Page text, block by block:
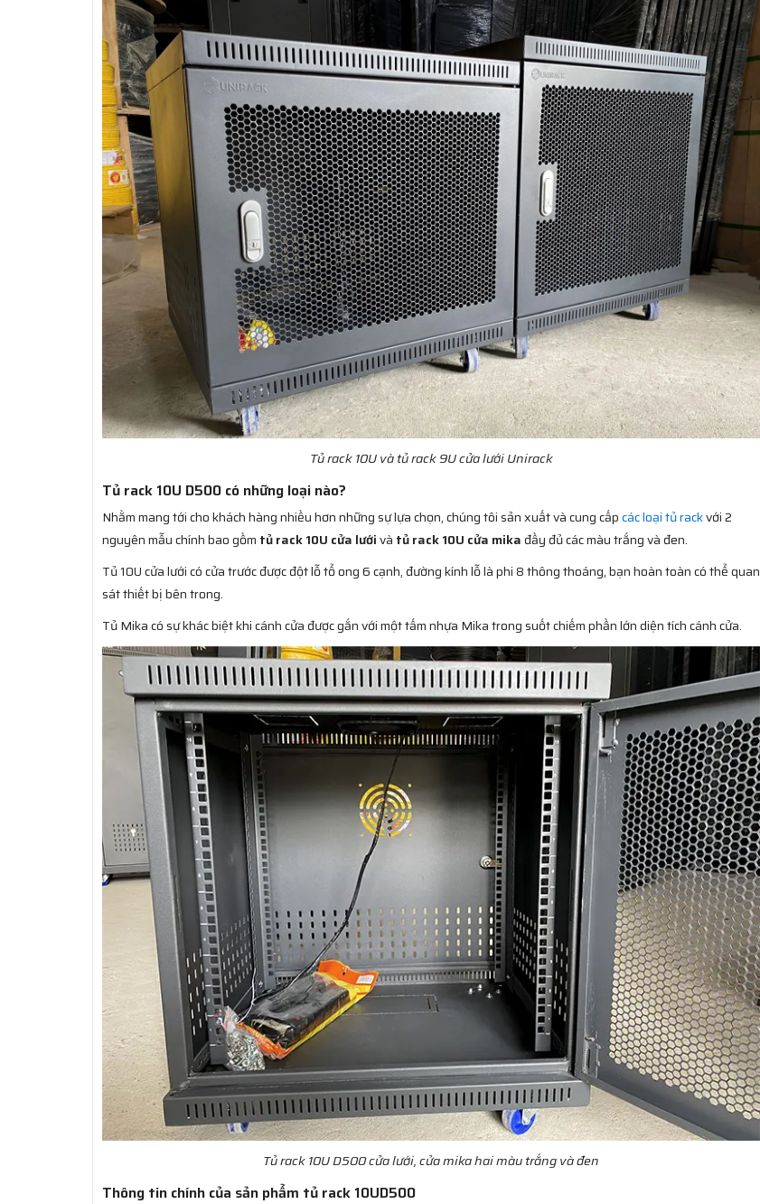
Tủ rack 10U và tủ rack 9U cửa lưới Unirack
Tủ rack 10U D500 có những loại nào?
Nhằm mang tới cho khách hàng nhiều hơn những sự lựa chọn, chúng tôi sản xuất và cung cấpcác loại tủ rackvới 2
nguyên mẫu chính bao gồm tủ rack 10U cửa lướivà tủ rack 10U cửa mika đầy đủ các màu trắng và đen.
Tủ 10U cửa lưới có cửa trước được đột lỗ tổ ong 6 cạnh, đường kính lỗ là phi 8 thông thoáng, bạn hoàn toàn có thể quan
sát thiết bị bên trong.
Tủ Mika có sự khác biệt khi cánh cửa được gắn với một tấm nhựa Mika trong suốt chiếm phần lớn diện tích cánh cửa.
Tủ rack 10U D500 cửa lưới, cửa mika hai màu trắng và đen
Thông tin chính của sản phẩm tủ rack 10UD500